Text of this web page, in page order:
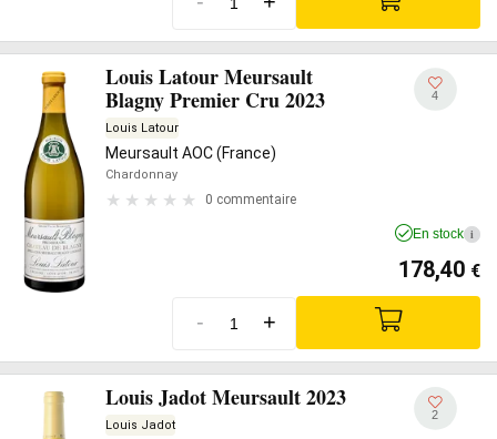
Louis Latour Meursault
Blagny Premier Cru 2023
Louis Latour
Meursault AOC (France)
Chardonnay
0 commentaire
4
En stock i
178,40 €
- +
Louis Jadot Meursault 2023
Louis Jadot
2